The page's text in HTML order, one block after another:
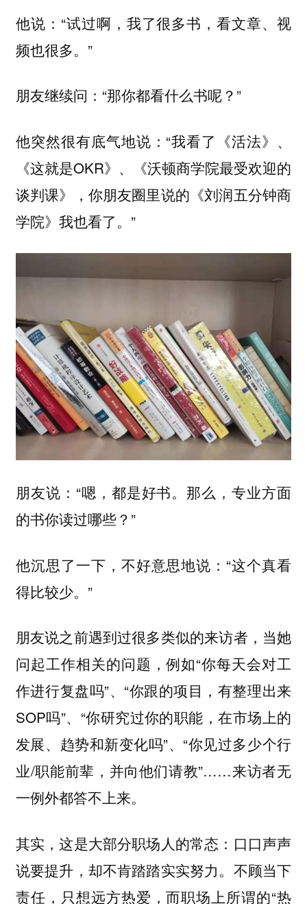
他说：“试过啊，我了很多书，看文章、视
频也很多。”
朋友继续问：“那你都看什么书呢？”
他突然很有底气地说：“我看了《活法》、
《这就是OKR》、《沃顿商学院最受欢迎的
谈判课》，你朋友圈里说的《刘润五分钟商
学院》我也看了。”
朋友说：“嗯，都是好书。那么，专业方面
的书你读过哪些？”
他沉思了一下，不好意思地说：“这个真看
得比较少。”
朋友说之前遇到过很多类似的来访者，当她
问起工作相关的问题，例如“你每天会对工
作进行复盘吗”、“你跟的项目，有整理出来
SOP吗”、“你研究过你的职能，在市场上的
发展、趋势和新变化吗”、“你见过多少个行
业/职能前辈，并向他们请教”……来访者无
一例外都答不上来。
其实，这是大部分职场人的常态：口口声声
说要提升，却不肯踏踏实实努力。不顾当下
责任，只想远方热爱，而职场上所谓的“热